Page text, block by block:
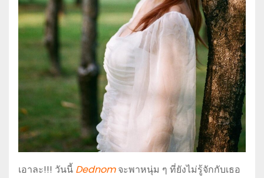
เอาละ!!! วันนี้ Dednomจะพาหนุ่ม ๆ ที่ยังไม่รู้จักกับเธอ